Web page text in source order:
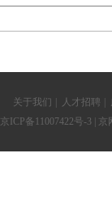
关于我们 人才招聘
京ICP备11007422号-3| 京